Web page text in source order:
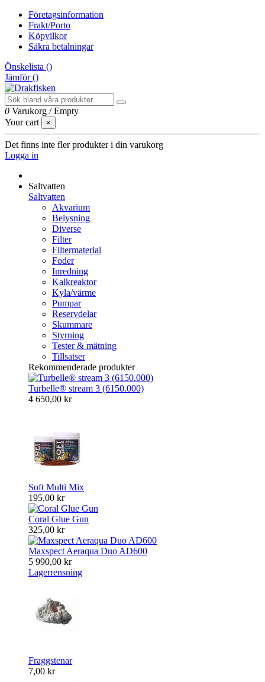
Företagsinformation
Frakt/Porto
Köpvilkor
Säkra betalningar
Önskelista ()
Jämför ()
0 Varukorg /Empty
Your cart
×
Det finns inte fler produkter i din varukorg
Logga in
Saltvatten
Saltvatten
Akvarium
Belysning
Diverse
Filter
Filtermaterial
Foder
Inredning
Kalkreaktor
Kyla/värme
Pumpar
Reservdelar
Skummare
Styrning
Tester & mätning
Tillsatser
Rekommenderade produkter
Turbelle® stream 3 (6150.000)
4 650,00 kr
Soft Multi Mix
195,00 kr
Coral Glue Gun
325,00 kr
Maxspect Aeraqua Duo AD600
5 990,00 kr
Lagerrensning
Fraggstenar
7,00 kr